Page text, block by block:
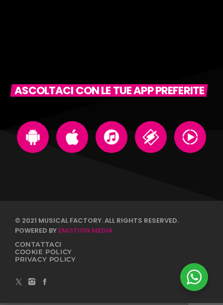
ASCOLTACI CON LE TUE APP PREFERITE
© 2021 MUSICAL FACTORY. ALL RIGHTS RESERVED.
POWERED BY EMOTION MEDIA
CONTATTACI
COOKIE POLICY
PRIVACY POLICY